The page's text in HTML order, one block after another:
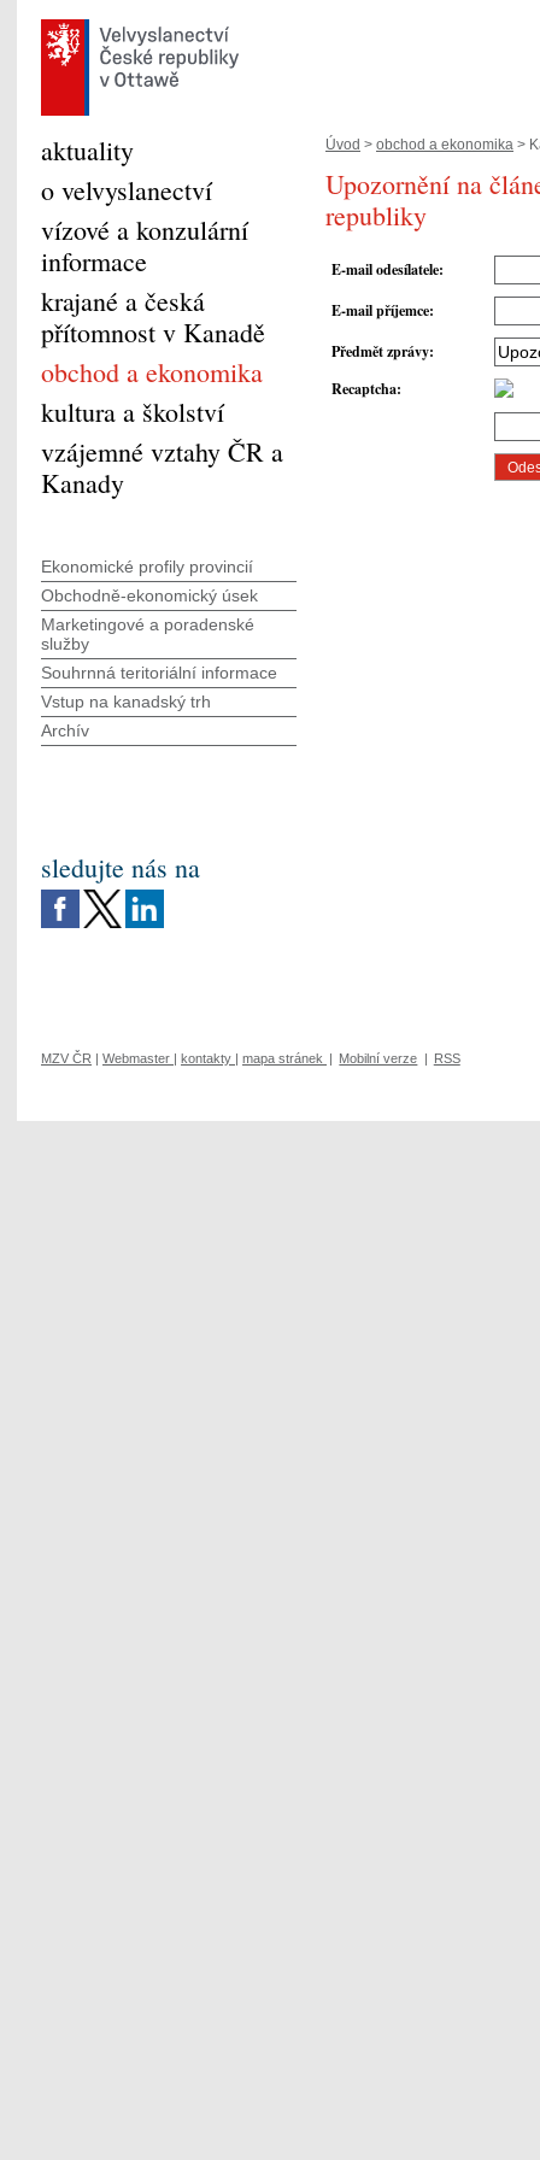
Úvod > obchod a ekonomika >
Upozornění na
republiky
E-mail odesílatele:
E-mail příjemce:
Předmět zprávy:
Recaptcha:
aktuality
o velvyslanectví
vízové a konzulární
informace
krajané a česká
přítomnost v Kanadě
obchod a ekonomika
kultura a školství
vzájemné vztahy ČR a
Kanady
Ekonomické profily provincií
Obchodně-ekonomický úsek
Marketingové a poradenské
služby
Souhrnná teritoriální informace
Vstup na kanadský trh
Archív
sledujte nás na
MZV ČR | Webmaster | kontakty | mapa stránek | Mobilní verze | RSS